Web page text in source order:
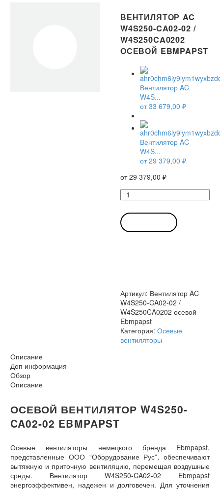
ВЕНТИЛЯТОР AC
W4S250-CA02-02 /
W4S250CA0202
ОСЕВОЙ EBMPAPST
Вентилятор AC
W4S...
от33 679,00 ₽
Вентилятор AC
W4S...
от29 379,00 ₽
от29 379,00 ₽
Количество
товара
Вентилятор
AC
W4S250-
Артикул: Вентилятор AC
W4S250-CA02-02 /
W4S250CA0202 осевой
Ebmpapst
Категория: Осевые
вентиляторы
Описание
Доп информация
Обзор
Описание
ОСЕВОЙ ВЕНТИЛЯТОР W4S250-
CA02-02 EBMPAPST
Осевые вентиляторы немецкого бренда Ebmpapst,
представленные ООО “Оборудование Рус”, обеспечивают
вытяжную и приточную вентиляцию, перемещая воздушные
среды. Вентилятор W4S250-CA02-02 Ebmpapst
энергоэффективен, надежен и долговечен. Для уточнения